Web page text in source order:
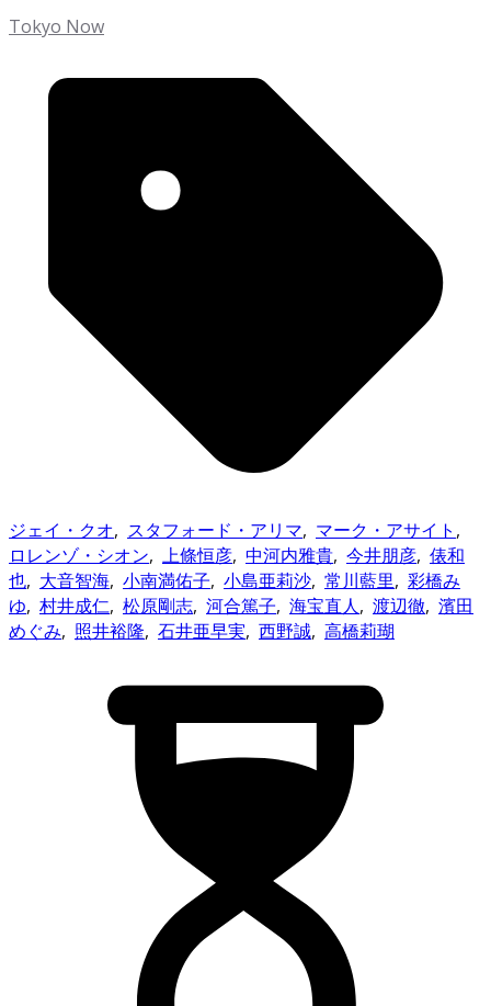
Tokyo Now
ジェイ・クオ, スタフォード・アリマ, マーク・アサイト ,
ロレンゾ・シオン, 上條恒彦, 中河内雅貴, 今井朋彦, 俵和
也, 大音智海, 小南満佑子, 小島亜莉沙, 常川藍里, 彩橋み
ゆ, 村井成仁, 松原剛志, 河合篤子, 海宝直人, 渡辺徹, 濱田
めぐみ, 照井裕隆, 石井亜早実, 西野誠, 高橋莉瑚